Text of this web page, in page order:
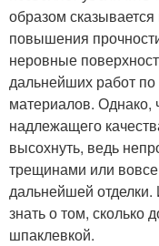
образом
повышения
неровные
дальнейших работ
материалов. Однако,
надлежащего
высохнуть, ведь
трещинами или
дальнейшей
знать о том, сколько
шпаклевкой.